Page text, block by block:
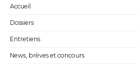
Accueil
Dossiers
Entretiens
News, brèves et concours